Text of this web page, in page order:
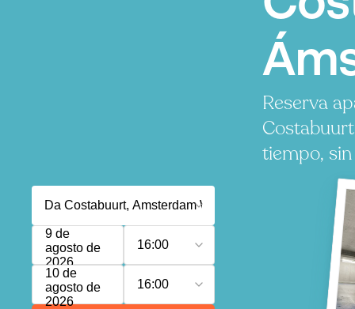
Reserva
tiempo,
9 de
agosto de
2026
16:00
10 de
agosto de
2026
16:00